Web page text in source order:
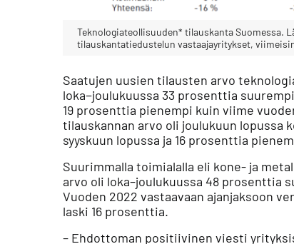
Teknologiateollisuuden* tilauskanta Suomessa.
tilauskantatiedustelun vastaajayritykset,
Saatujen uusien tilausten arvo
loka−joulukuussa 33 prosenttia
19 prosenttia pienempi kuin viime
tilauskannan arvo oli joulukuun lopussa
syyskuun lopussa ja 16 prosenttia
Suurimmalla toimialalla eli kone- ja
arvo oli loka–joulukuussa 48 prosenttia
Vuoden 2022 vastaavaan ajanjaksoon
laski 16 prosenttia.
– Ehdottoman positiivinen viesti